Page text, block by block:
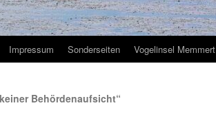
Impressum Sonderseiten Vogelinsel Memmert
Behördenaufsicht“